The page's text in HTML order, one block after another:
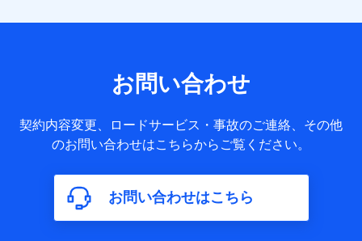
品の名称・購入場所・決済に関する情報、アンケートの回答
当社または株式会社NTTドコモ・フィナンシャルグループが
提供する保険関連サービスに関して取得し、又は保有する情
ー登録受付時に提供いただいた情報（氏名、住所、生年月
日、性別、保険契約者と被保険者の関係、保険加入の目的、
保険商品の内容、保険料、保険料のお支払方法、車のメーカ
ペットの種類や年齢など）及びお客様との応対記録（お客様
に提示した比較見積の試算結果情報、メールマガジンを提供
した際のメール内容や送信履歴の情報及び保険の更改案内等
を提供した際のメール内容や送信履歴などの情報）が含まれ
お問い合わせ
契約内容変更、ロードサービス・事故のご連絡、その他
のお問い合わせはこちらからご覧ください。
お問い合わせはこちら